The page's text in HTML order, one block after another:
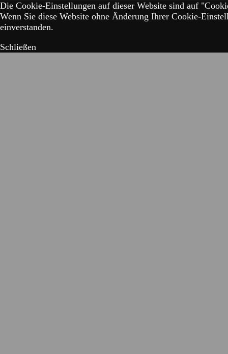
Die Cookie-Einstellungen auf dieser Website sind auf
Wenn Sie diese Website ohne Änderung Ihrer Cookie-
einverstanden.
Schließen